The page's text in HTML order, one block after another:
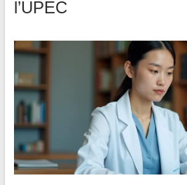
l’UPEC